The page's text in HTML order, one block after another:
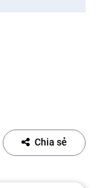
Chia sẻ